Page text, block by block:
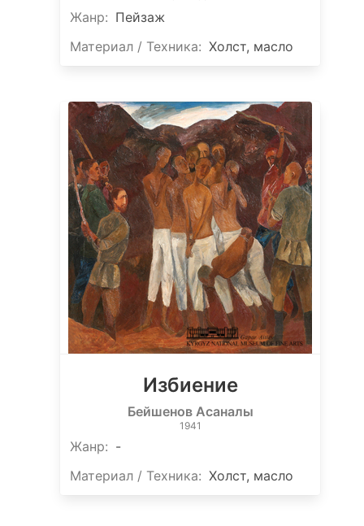
Жанр: Пейзаж
Материал / Техника: Холст, масло
Избиение
Бейшенов Асаналы
1941
Жанр: -
Материал / Техника: Холст, масло